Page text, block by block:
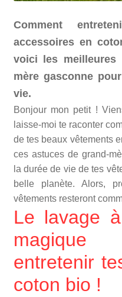
Comment
accessoires en
voici les meilleures
mère gasconne
vie.
Bonjour mon petit !
laisse-moi te raconter
de tes beaux vêtements
ces astuces de grand-
la durée de vie de tes
belle planète. Alors,
vêtements resteront
Le lavage
entretenir
coton bio !